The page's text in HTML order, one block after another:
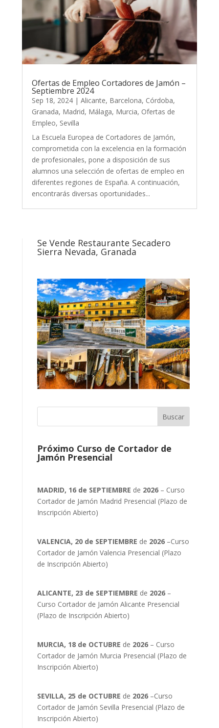
Ofertas de Empleo Cortadores de Jamón –
Septiembre 2024
Sep 18, 2024| Alicante, Barcelona, Córdoba,
Granada, Madrid, Málaga, Murcia, Ofertas de
Empleo, Sevilla
La Escuela Europea de Cortadores de Jamón,
comprometida con la excelencia en la formación
de profesionales, pone a disposición de sus
alumnos una selección de ofertas de empleo en
diferentes regiones de España. A continuación,
encontrarás diversas oportunidades...
Se Vende Restaurante Secadero
Sierra Nevada, Granada
Próximo Curso de Cortador de
Jamón Presencial
MADRID, 16 de SEPTIEMBRE de 2026– Curso
Cortador de Jamón Madrid Presencial (Plazo de
Inscripción Abierto)
VALENCIA, 20 de SEPTIEMBRE de 2026–Curso
Cortador de Jamón Valencia Presencial (Plazo
de Inscripción Abierto)
ALICANTE, 23 de SEPTIEMBRE de 2026–
Curso Cortador de Jamón Alicante Presencial
(Plazo de Inscripción Abierto)
MURCIA, 18 de OCTUBRE de 2026– Curso
Cortador de Jamón Murcia Presencial (Plazo de
Inscripción Abierto)
SEVILLA, 25 de OCTUBRE de 2026–Curso
Cortador de Jamón Sevilla Presencial (Plazo de
Inscripción Abierto)